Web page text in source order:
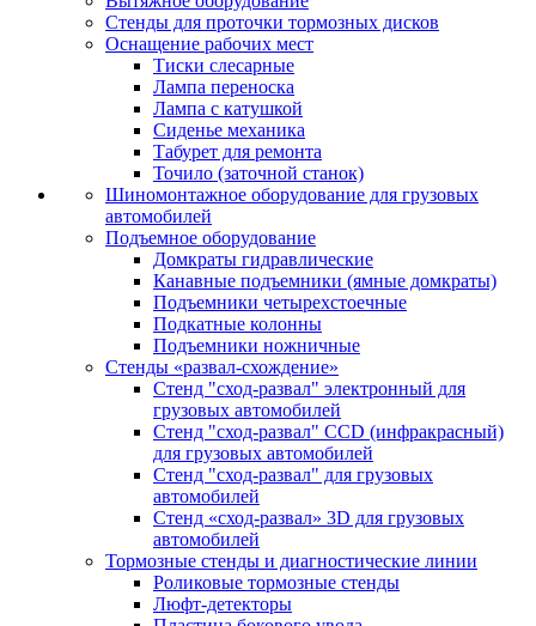
Стенды для проточки тормозных дисков
Оснащение рабочих мест
Тиски слесарные
Лампа переноска
Лампа с катушкой
Сиденье механика
Табурет для ремонта
Точило (заточной станок)
Шиномонтажное оборудование для грузовых
автомобилей
Подъемное оборудование
Домкраты гидравлические
Канавные подъемники (ямные домкраты)
Подъемники четырехстоечные
Подкатные колонны
Подъемники ножничные
Стенды «развал-схождение»
Стенд "сход-развал" электронный для
грузовых автомобилей
Стенд "сход-развал" CCD (инфракрасный)
для грузовых автомобилей
Стенд "сход-развал" для грузовых
автомобилей
Стенд «сход-развал» 3D для грузовых
автомобилей
Тормозные стенды и диагностические линии
Роликовые тормозные стенды
Люфт-детекторы